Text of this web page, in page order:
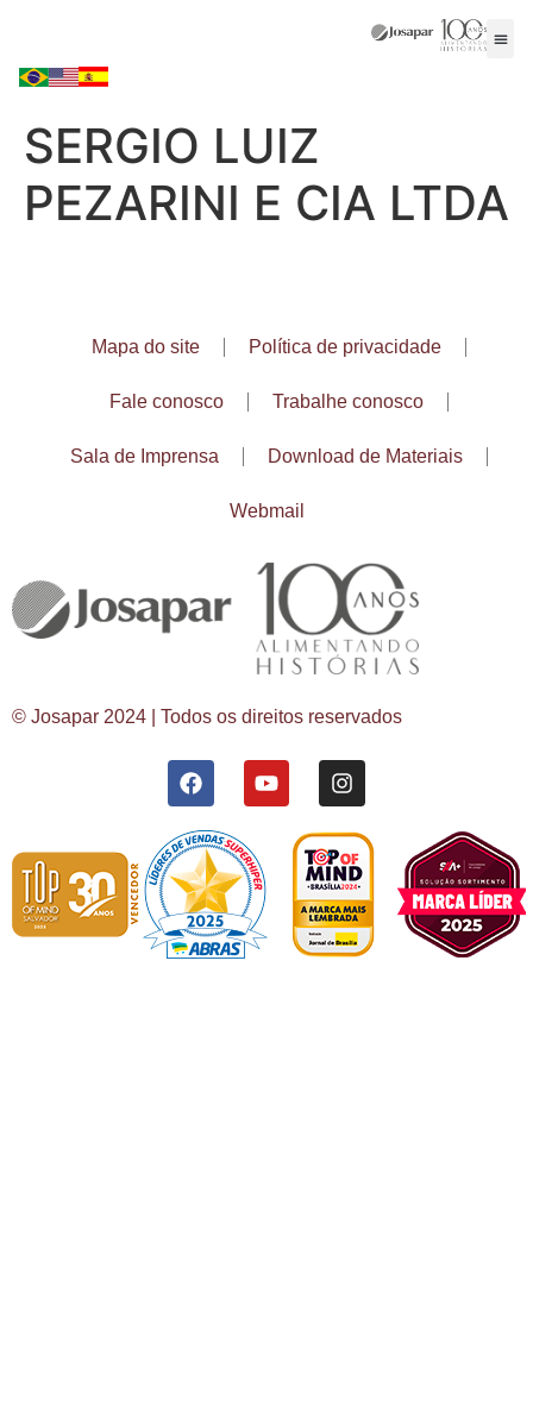
SERGIO LUIZ
PEZARINI E CIA LTDA
Mapa do site Política de privacidade
Fale conosco Trabalhe conosco
Sala de Imprensa Download de Materiais
Webmail
© Josapar 2024 | Todos os direitos reservados